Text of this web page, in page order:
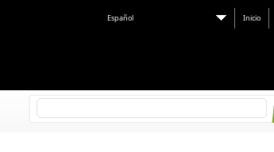
Español Inicio